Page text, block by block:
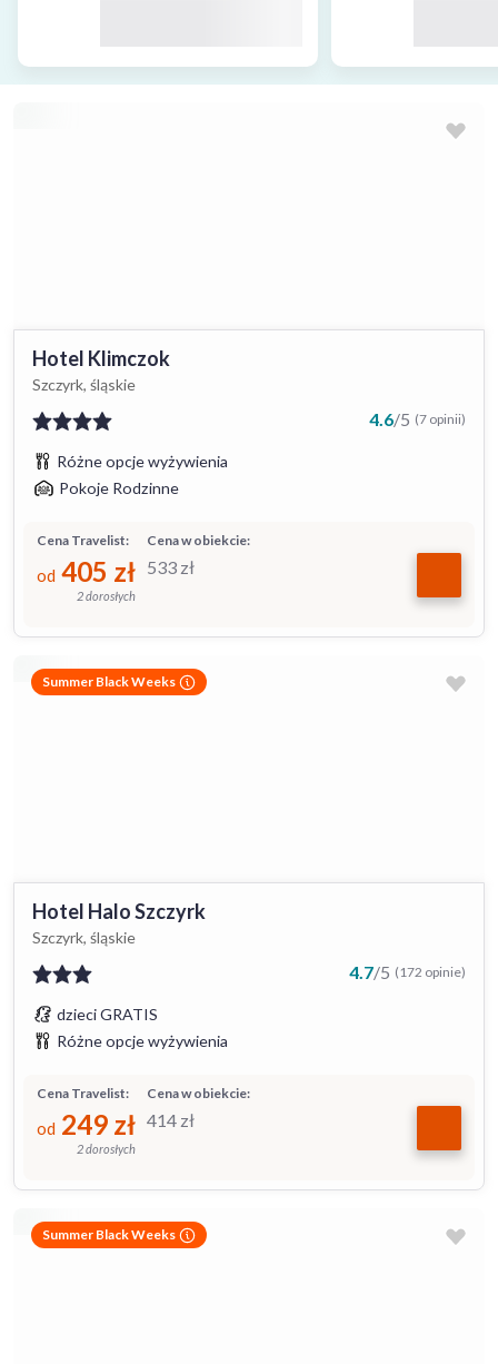
Hotel Klimczok
Szczyrk, śląskie
4.6/5 (7 opinii)
Różne opcje wyżywienia
Pokoje Rodzinne
Cena w obiekcie:
533 zł
Cena Travelist:
od 405 zł
2 dorosłych
Summer Black Weeks
Hotel Halo Szczyrk
Szczyrk, śląskie
4.7/5 (172 opinie)
dzieci GRATIS
Różne opcje wyżywienia
Cena w obiekcie:
414 zł
Cena Travelist:
od 249 zł
2 dorosłych
Summer Black Weeks